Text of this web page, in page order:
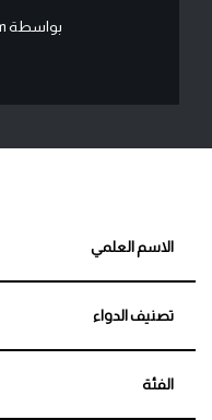
بواسطة
الاسم العلمي
تصنيف الدواء
الفئة